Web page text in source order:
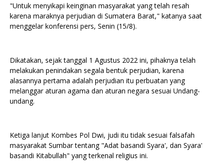
"Untuk menyikapi keinginan masyarakat yang telah resah
karena maraknya perjudian di Sumatera Barat," katanya saat
menggelar konferensi pers, Senin (15/8).
Dikatakan, sejak tanggal 1 Agustus 2022 ini, pihaknya telah
melakukan penindakan segala bentuk perjudian, karena
alasannya pertama adalah perjudian itu perbuatan yang
melanggar aturan agama dan aturan negara sesuai Undang-
undang.
Ketiga lanjut Kombes Pol Dwi, judi itu tidak sesuai falsafah
masyarakat Sumbar tentang "Adat basandi Syara', dan Syara'
basandi Kitabullah" yang terkenal religius ini.